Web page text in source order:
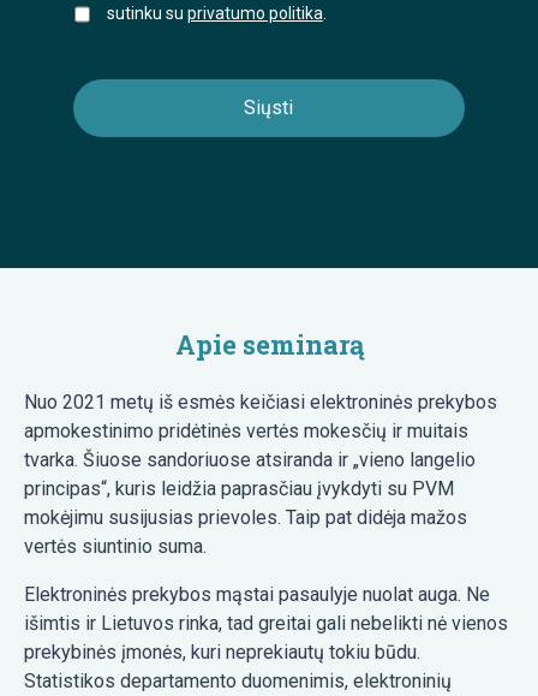
sutinku su privatumo politika
Apie seminarą
Nuo 2021 metų iš esmės keičiasi elektroninės prekybos
apmokestinimo pridėtinės vertės mokesčių ir muitais
tvarka. Šiuose sandoriuose atsiranda ir „vieno langelio
principas“, kuris leidžia paprasčiau įvykdyti su PVM
mokėjimu susijusias prievoles. Taip pat didėja mažos
vertės siuntinio suma.
Elektroninės prekybos mąstai pasaulyje nuolat auga. Ne
išimtis ir Lietuvos rinka, tad greitai gali nebelikti nė vienos
prekybinės įmonės, kuri neprekiautų tokiu būdu.
Statistikos departamento duomenimis, elektroninių